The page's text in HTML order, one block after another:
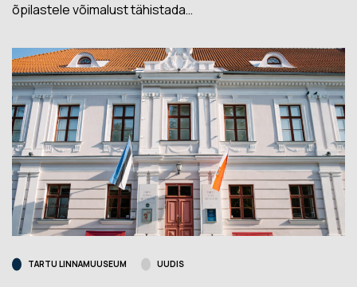
õpilastele võimalust tähistada…
TARTU LINNAMUUSEUM UUDIS